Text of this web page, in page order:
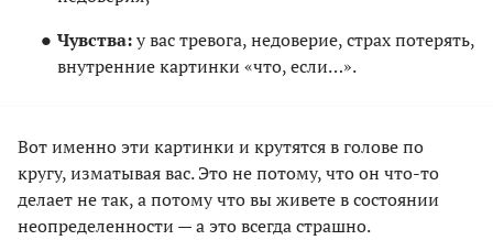
Чувства:у вас тревога, недоверие, страх потерять,
внутренние картинки «что, если…».
Вот именно эти картинки и крутятся в голове по
кругу, изматывая вас. Это не потому, что он что-то
делает не так, а потому что вы живете в состоянии
неопределенности — а это всегда страшно.